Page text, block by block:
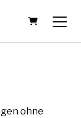
Warenkorb.
ohne